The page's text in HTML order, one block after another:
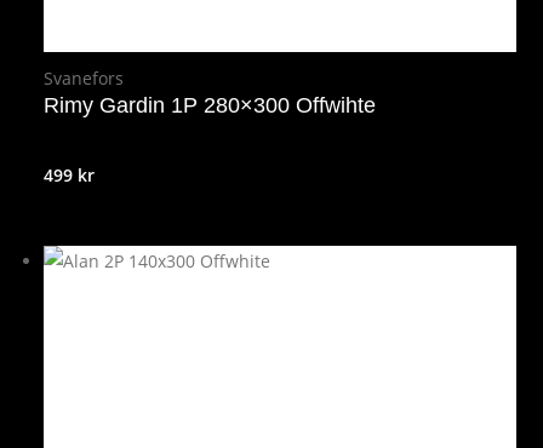
Svanefors
Rimy Gardin 1P 280×300 Offwihte
499 kr